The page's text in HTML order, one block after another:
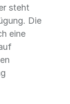
steht
Die
eine